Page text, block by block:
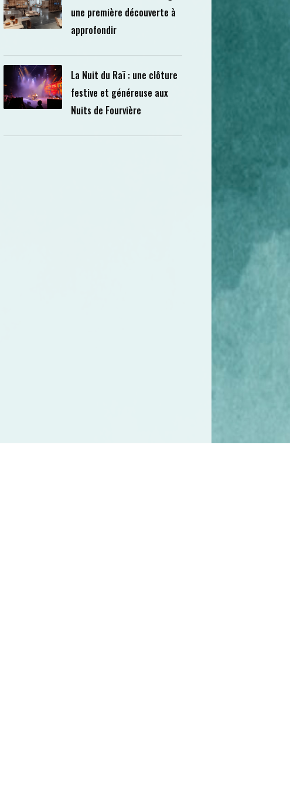
une première découverte à
approfondir
La Nuit du Raï : une clôture
festive et généreuse aux
Nuits de Fourvière